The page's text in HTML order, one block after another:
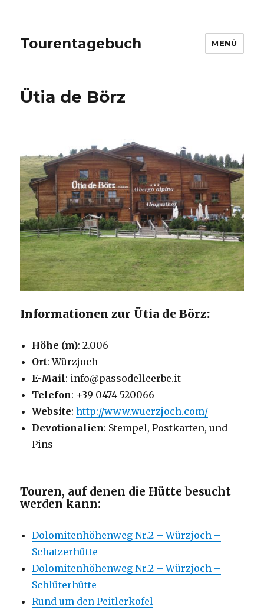
Tourentagebuch MENÜ
Ütia de Börz
Informationen zur Ütia de Börz:
Höhe (m): 2.006
Ort: Würzjoch
E-Mail: info@passodelleerbe.it
Telefon: +39 0474 520066
Website:http://www.wuerzjoch.com/
Devotionalien: Stempel, Postkarten, und
Pins
Touren, auf denen die Hütte besucht
werden kann:
Dolomitenhöhenweg Nr.2 – Würzjoch –
Schatzerhütte
Dolomitenhöhenweg Nr.2 – Würzjoch –
Schlüterhütte
Rund um den Peitlerkofel